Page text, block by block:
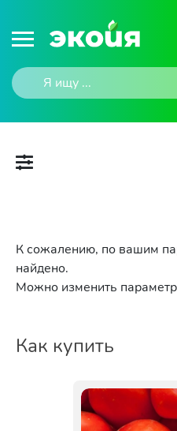
К сожалению, по вашим
найдено.
Можно изменить
Как купить